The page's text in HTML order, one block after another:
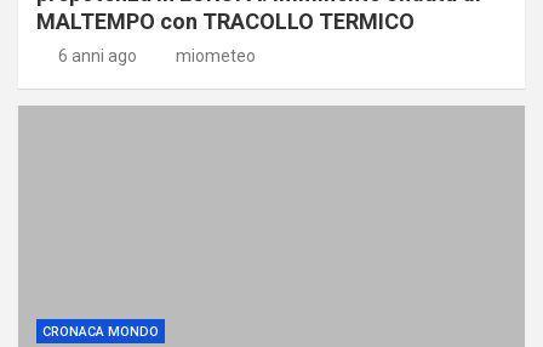
MALTEMPO con TRACOLLO TERMICO
6 anni ago miometeo
CRONACA MONDO